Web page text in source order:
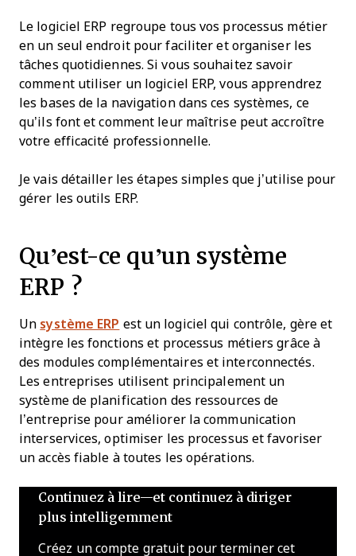
Le logiciel ERP regroupe tous vos processus métier
en un seul endroit pour faciliter et organiser les
tâches quotidiennes. Si vous souhaitez savoir
comment utiliser un logiciel ERP, vous apprendrez
les bases de la navigation dans ces systèmes, ce
qu’ils font et comment leur maîtrise peut accroître
votre efficacité professionnelle.
Je vais détailler les étapes simples que j’utilise pour
gérer les outils ERP.
Qu’est-ce qu’un système
ERP ?
Un système ERP est un logiciel qui contrôle, gère et
intègre les fonctions et processus métiers grâce à
des modules complémentaires et interconnectés.
Les entreprises utilisent principalement un
système de planification des ressources de
l’entreprise pour améliorer la communication
interservices, optimiser les processus et favoriser
un accès fiable à toutes les opérations.
Continuez à lire—et continuez à diriger
plus intelligemment
Créez un compte gratuit pour terminer cet